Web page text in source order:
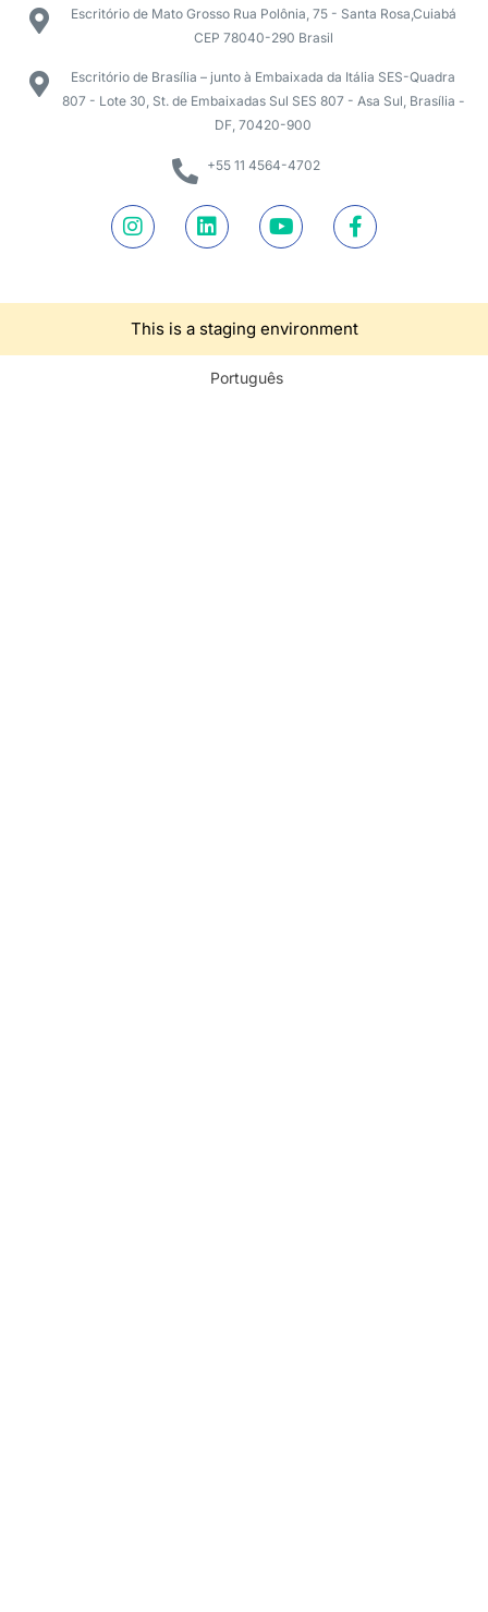
Escritório de Mato Grosso Rua Polônia, 75 - Santa Rosa,Cuiabá
CEP 78040-290 Brasil
Escritório de Brasília – junto à Embaixada da Itália SES-Quadra
807 - Lote 30, St. de Embaixadas Sul SES 807 - Asa Sul, Brasília -
DF, 70420-900
+55 11 4564-4702
This is a staging environment
Português